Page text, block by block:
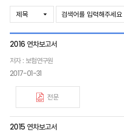
2016 연차보고서
저자 : 보험연구원
2017-01-31
전문
2015 연차보고서